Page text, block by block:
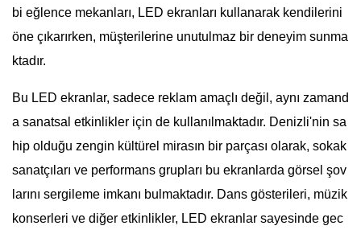
bi eğlence mekanları, LED ekranları kullanarak kendilerini
öne çıkarırken, müşterilerine unutulmaz bir deneyim sunma
ktadır.
Bu LED ekranlar, sadece reklam amaçlı değil, aynı zamand
a sanatsal etkinlikler için de kullanılmaktadır. Denizli'nin sa
hip olduğu zengin kültürel mirasın bir parçası olarak, sokak
sanatçıları ve performans grupları bu ekranlarda görsel şov
larını sergileme imkanı bulmaktadır. Dans gösterileri, müzik
konserleri ve diğer etkinlikler, LED ekranlar sayesinde gec